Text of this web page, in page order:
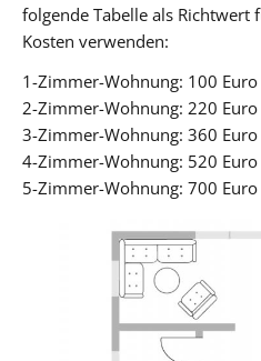
folgende Tabelle als
Kosten verwenden:
1-Zimmer-Wohnung: 100 Euro
2-Zimmer-Wohnung: 220 Euro
3-Zimmer-Wohnung: 360 Euro
4-Zimmer-Wohnung: 520 Euro
5-Zimmer-Wohnung: 700 Euro